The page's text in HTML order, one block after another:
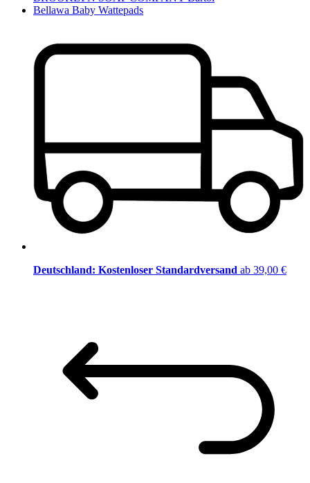
Bellawa Baby Wattepads
Deutschland: Kostenloser Standardversand ab 39,00 €